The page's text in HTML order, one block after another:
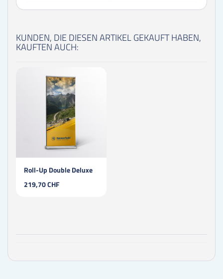
KUNDEN, DIE DIESEN ARTIKEL GEKAUFT HABEN,
KAUFTEN AUCH:
Roll-Up Double Deluxe
219,70 CHF